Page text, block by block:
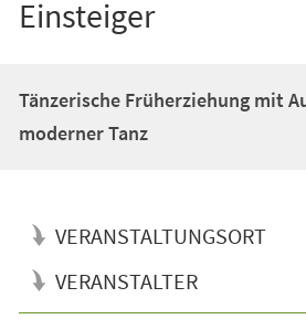
Einsteiger
Tänzerische Früherziehung mit
moderner Tanz
VERANSTALTUNGSORT
VERANSTALTER